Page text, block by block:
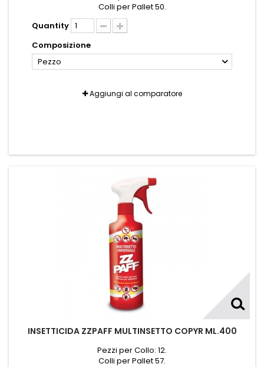
Colli per Pallet 50.
Quantity
Composizione
Pezzo
Aggiungi al comparatore
INSETTICIDA ZZPAFF MULTINSETTO COPYR ML.400
Pezzi per Collo: 12.
Colli per Pallet 57.